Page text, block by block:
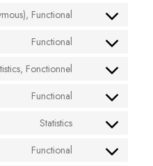
automattic
service
visual-
Functional
Consent
matomo
Functional
Consent
complianz
Fonctionnel
Consent
vimeo
Functional
Consent
soundcloud
Statistics
Consent
Functional Consent